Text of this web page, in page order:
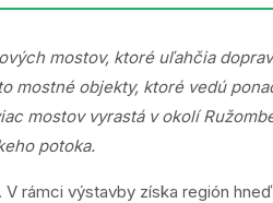
mostov, ktoré uľahčia
objekty, ktoré vedú
mostov vyrastá v okolí
potoka.
rámci výstavby získa región